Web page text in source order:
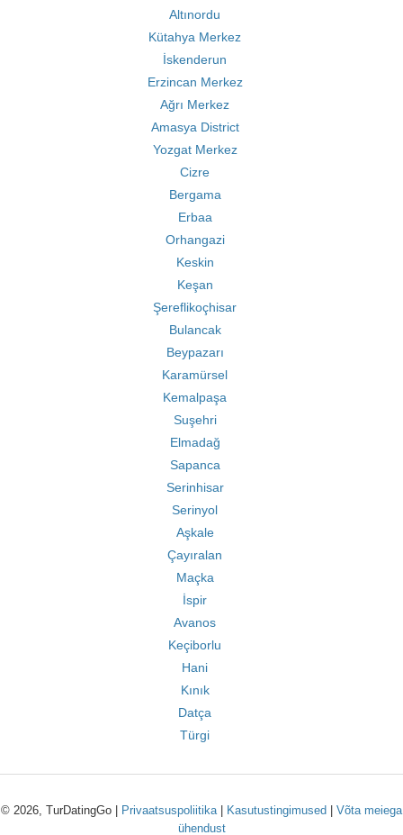
Altınordu
Kütahya Merkez
İskenderun
Erzincan Merkez
Ağrı Merkez
Amasya District
Yozgat Merkez
Cizre
Bergama
Erbaa
Orhangazi
Keskin
Keşan
Şereflikoçhisar
Bulancak
Beypazarı
Karamürsel
Kemalpaşa
Suşehri
Elmadağ
Sapanca
Serinhisar
Serinyol
Aşkale
Çayıralan
Maçka
İspir
Avanos
Keçiborlu
Hani
Kınık
Datça
Türgi
© 2026, TurDatingGo | Privaatsuspoliitika| Kasutustingimused
Võta meiega
ühendust